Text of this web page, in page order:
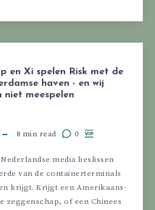
en Xi spelen Risk met de
haven - en wij
niet meespelen
8 min read 0
media beslissen
van de containerterminals
krijgt. Krijgt een Amerikaans-
zeggenschap, of een Chinees